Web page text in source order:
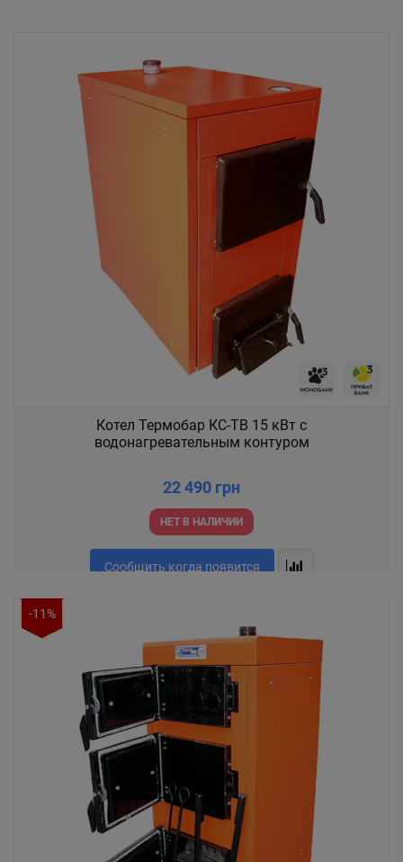
Котел Термобар КС-ТВ 15 кВт с
водонагревательным контуром
22 490 грн
НЕТ В НАЛИЧИИ
Сообщить когда появится
-11%